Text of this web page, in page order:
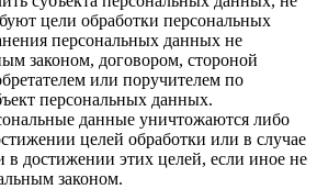
цели обработки персональных
персональных данных не
законом, договором, стороной
или поручителем по
персональных данных.
данные уничтожаются либо
целей обработки или в случае
в достижении этих целей, если иное не
законом.